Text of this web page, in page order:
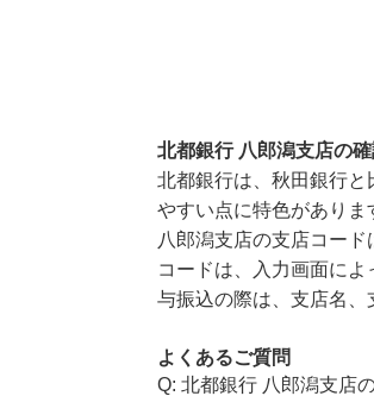
北都銀行 八郎潟支店の
北都銀行は、秋田銀行
やすい点に特色がありま
八郎潟支店の支店コー
コードは、入力画面に
与振込の際は、支店名、
よくあるご質問
北都銀行 八郎潟支店